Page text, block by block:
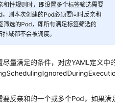
和性规则时，即设置多个标签筛选需要
，则本次创建的Pod必须要同时反亲和
筛选的Pod，即所有满足标签筛选的
域都不会被调度。
尽量满足的条件，对应YAML定义中的
反亲和的一个或多个Pod，如果满足